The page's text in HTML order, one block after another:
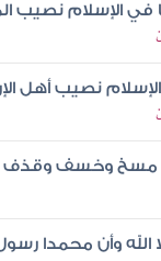
الإسلام نصيب
نصيب أهل
مسخ وخسف وقذف
الله وأن محمدا